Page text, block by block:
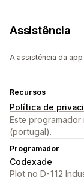
Assistência
A assistência da
Recursos
Política de
Este
(portugal).
Programador
Codexade
Plot no D-112